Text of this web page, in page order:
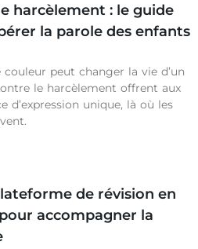
harcèlement : le guide
la parole des enfants
peut changer la vie d’un
le harcèlement offrent aux
d’expression unique, là où les
de révision en
accompagner la